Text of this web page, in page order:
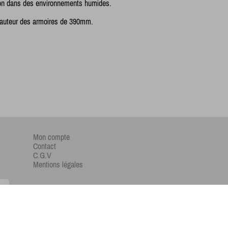
dans des environnements humides.
des armoires de 390mm.
Mon compte
Contact
C.G.V
Mentions légales